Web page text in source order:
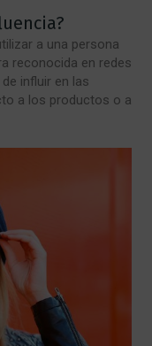
a una persona
reconocida en redes
influir en las
a los productos o a